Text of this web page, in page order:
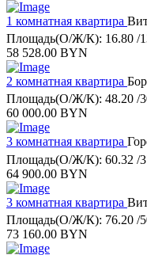
1 комнатная квартира
Площадь(О/Ж/К): 16.80 /
58 528.00 BYN
2 комнатная квартира
Площадь(О/Ж/К): 48.20 /
60 000.00 BYN
3 комнатная квартира
Площадь(О/Ж/К): 60.32 /
64 900.00 BYN
3 комнатная квартира
Площадь(О/Ж/К): 76.20 /
73 160.00 BYN